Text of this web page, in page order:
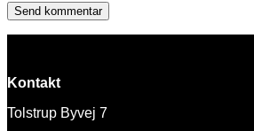
Kontakt
Tolstrup Byvej 7